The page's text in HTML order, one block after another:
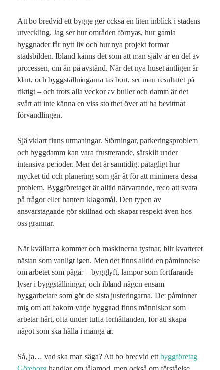
Att bo bredvid ett bygge ger också en liten inblick i stadens
utveckling. Jag ser hur områden förnyas, hur gamla
byggnader får nytt liv och hur nya projekt formar
stadsbilden. Ibland känns det som att man själv är en del av
processen, om än på avstånd. När det nya huset äntligen är
klart, och byggställningarna tas bort, ser man resultatet på
riktigt – och trots alla veckor av buller och damm är det
svårt att inte känna en viss stolthet över att ha bevittnat
förvandlingen.
Självklart finns utmaningar. Störningar, parkeringsproblem
och byggdamm kan vara frustrerande, särskilt under
intensiva perioder. Men det är samtidigt påtagligt hur
mycket tid och planering som går åt för att minimera dessa
problem. Byggföretaget är alltid närvarande, redo att svara
på frågor eller hantera klagomål. Den typen av
ansvarstagande gör skillnad och skapar respekt även hos
oss grannar.
När kvällarna kommer och maskinerna tystnar, blir kvarteret
nästan som vanligt igen. Men det finns alltid en påminnelse
om arbetet som pågår – bygglyft, lampor som fortfarande
lyser i byggställningar, och ibland någon ensam
byggarbetare som gör de sista justeringarna. Det påminner
mig om att bakom varje byggnad finns människor som
arbetar hårt, ofta under tuffa förhållanden, för att skapa
något som ska hålla i många år.
Så, ja… vad ska man säga? Att bo bredvid ett byggföretag
Göteborg handlar om tålamod, men också om förståelse.